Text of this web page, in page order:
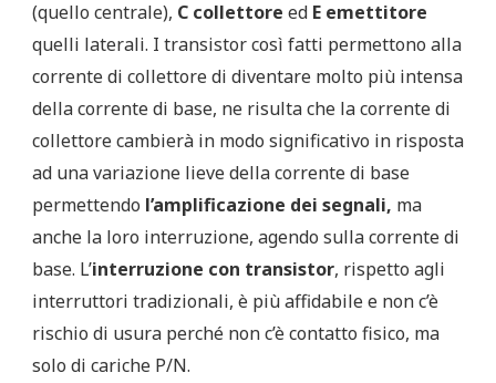
(quello centrale), C collettore ed E emettitore
quelli laterali. I transistor così fatti permettono alla
corrente di collettore di diventare molto più intensa
della corrente di base, ne risulta che la corrente di
collettore cambierà in modo significativo in risposta
ad una variazione lieve della corrente di base
permettendo l’amplificazione dei segnali, ma
anche la loro interruzione, agendo sulla corrente di
base. L’interruzione con transistor, rispetto agli
interruttori tradizionali, è più affidabile e non c’è
rischio di usura perché non c’è contatto fisico, ma
solo di cariche P/N.